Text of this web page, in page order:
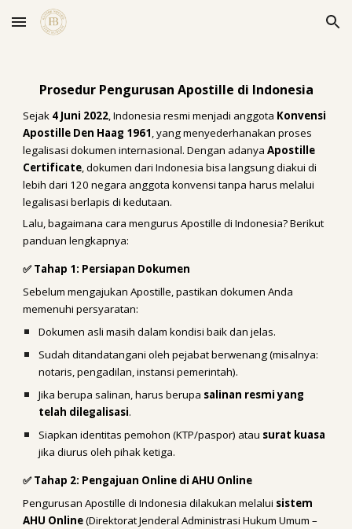
Skip to main content Skip to navigation
Prosedur Pengurusan Apostille di Indonesia
Sejak 4 Juni 2022, Indonesia resmi menjadi anggota Konvensi
Apostille Den Haag 1961, yang menyederhanakan proses
legalisasi dokumen internasional. Dengan adanyaApostille
Certificate, dokumen dari Indonesia bisa langsung diakui di
lebih dari 120 negara anggota konvensi tanpa harus melalui
legalisasi berlapis di kedutaan.
Lalu, bagaimana cara mengurus Apostille di Indonesia? Berikut
panduan lengkapnya:
✅ Tahap 1: Persiapan Dokumen
Sebelum mengajukan Apostille, pastikan dokumen Anda
memenuhi persyaratan:
Dokumen asli masih dalam kondisi baik dan jelas.
Sudah ditandatangani oleh pejabat berwenang (misalnya:
notaris, pengadilan, instansi pemerintah).
Jika berupa salinan, harus berupa salinan resmi yang
telah dilegalisasi.
Siapkan identitas pemohon (KTP/paspor) atau surat kuasa
jika diurus oleh pihak ketiga.
✅ Tahap 2: Pengajuan Online di AHU Online
Pengurusan Apostille di Indonesia dilakukan melalui sistem
AHU Online(Direktorat Jenderal Administrasi Hukum Umum –